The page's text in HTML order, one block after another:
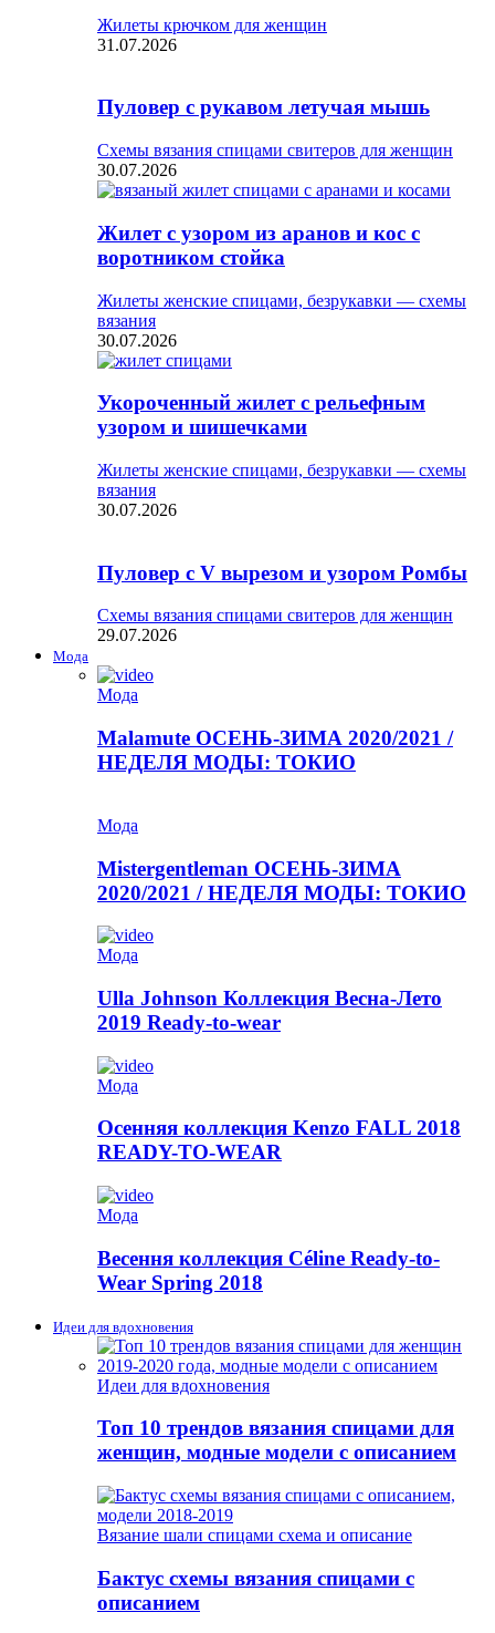
Жилеты крючком для женщин
31.07.2026
Пуловер с рукавом летучая мышь
Схемы вязания спицами свитеров для женщин
30.07.2026
Жилет с узором из аранов и кос с
воротником стойка
Жилеты женские спицами, безрукавки — схемы
вязания
30.07.2026
Укороченный жилет с рельефным
узором и шишечками
Жилеты женские спицами, безрукавки — схемы
вязания
30.07.2026
Пуловер с V вырезом и узором Ромбы
Схемы вязания спицами свитеров для женщин
29.07.2026
Мода
Мода
Malamute ОСЕНЬ-ЗИМА 2020/2021 /
НЕДЕЛЯ МОДЫ: ТОКИО
Мода
Mistergentleman ОСЕНЬ-ЗИМА
2020/2021 / НЕДЕЛЯ МОДЫ: ТОКИО
Мода
Ulla Johnson Коллекция Весна-Лето
2019 Ready-to-wear
Мода
Осенняя коллекция Kenzo FALL 2018
READY-TO-WEAR
Мода
Весення коллекция Céline Ready-to-
Wear Spring 2018
Идеи для вдохновения
Идеи для вдохновения
Топ 10 трендов вязания спицами для
женщин, модные модели с описанием
Вязание шали спицами схема и описание
Бактус схемы вязания спицами с
описанием